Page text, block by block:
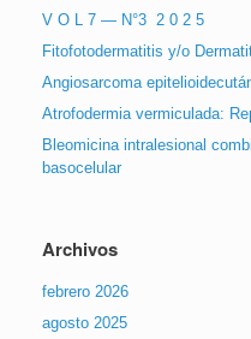
V O L 7 — N°3 2 0 2 5
Fitofotodermatitis y/o
Angiosarcoma
Atrofodermia vermiculada:
Bleomicina intralesional
basocelular
Archivos
febrero 2026
agosto 2025